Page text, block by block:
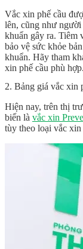
Vắc xin phế cầu
lên, cũng như người
khuẩn gây ra. Tiêm
bảo vệ sức khỏe
khuẩn. Hãy tham
xin phế cầu phù hợp.
2. Bảng giá vắc xin
Hiện nay, trên thị
biến là vắc xin
tùy theo loại vắc